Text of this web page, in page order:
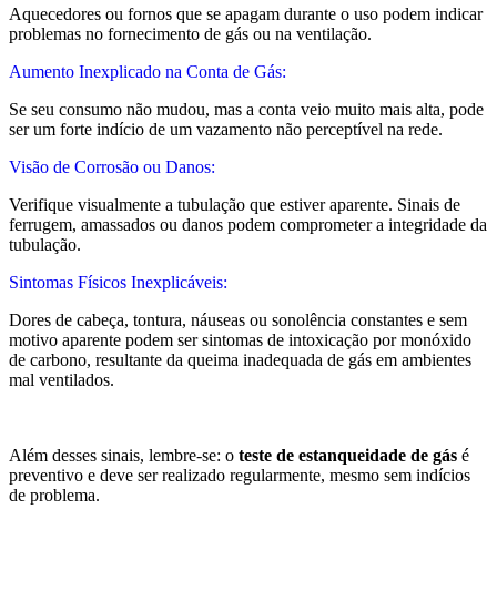
Aquecedores ou fornos que se apagam durante o uso podem indicar
problemas no fornecimento de gás ou na ventilação.
Aumento Inexplicado na Conta de Gás:
Se seu consumo não mudou, mas a conta veio muito mais alta, pode
ser um forte indício de um vazamento não perceptível na rede.
Visão de Corrosão ou Danos:
Verifique visualmente a tubulação que estiver aparente. Sinais de
ferrugem, amassados ou danos podem comprometer a integridade da
tubulação.
Sintomas Físicos Inexplicáveis:
Dores de cabeça, tontura, náuseas ou sonolência constantes e sem
motivo aparente podem ser sintomas de intoxicação por monóxido
de carbono, resultante da queima inadequada de gás em ambientes
mal ventilados.
Além desses sinais, lembre-se: o teste de estanqueidade de gás é
preventivo e deve ser realizado regularmente, mesmo sem indícios
de problema.